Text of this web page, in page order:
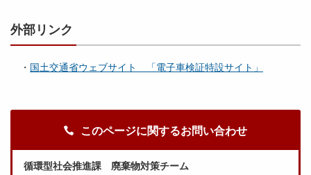
外部リンク
・ 国土交通省ウェブサイト 「電子車検証特設サイト」
このページに関するお問い合わせ
循環型社会推進課 廃棄物対策チーム